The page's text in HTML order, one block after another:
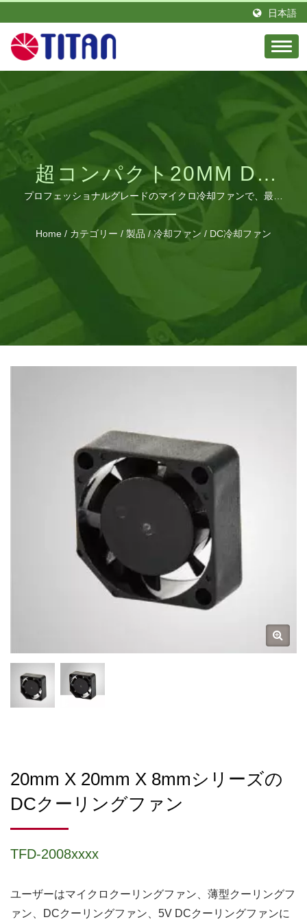
日本語
超コンパクト20MM DC
冷却ソリューション
プロフェッショナルグレードのマイクロ冷却ファンで、最適
な熱管理のための多様な速度オプションを備えています。
Home / カテゴリー / 製品 / 冷却ファン / DC冷却ファン
20mm X 20mm X 8mmシリーズの
DCクーリングファン
TFD-2008xxxx
ユーザーはマイクロクーリングファン、薄型クーリングフ
ァン、DCクーリングファン、5V DCクーリングファンに